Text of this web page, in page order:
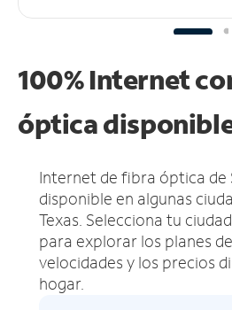
100% Internet
óptica
Internet de fibra óptica de
disponible en algunas
Texas. Selecciona tu
para explorar los planes
velocidades y los precios
hogar.